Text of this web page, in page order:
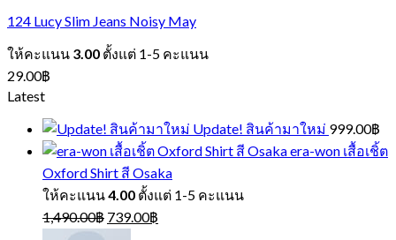
124 Lucy Slim Jeans Noisy May
ให้คะแนน 3.00 ตั้งแต่ 1-5 คะแนน
29.00฿
Latest
Update! สินค้ามาใหม่ 999.00฿
era-won เสื้อเชิ้ต
Oxford Shirt สี Osaka
ให้คะแนน4.00 ตั้งแต่ 1-5 คะแนน
1,490.00฿ Original
price
739.00฿